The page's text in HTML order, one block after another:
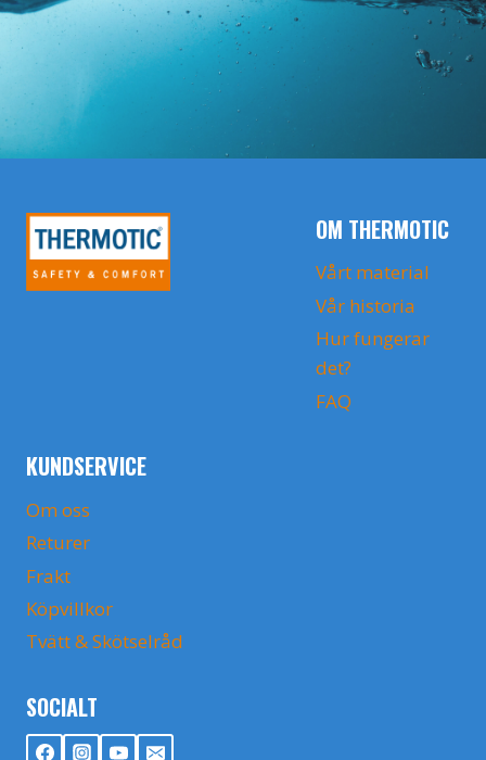
OM THERMOTIC
Vårt material
Vår historia
Hur fungerar
det?
FAQ
KUNDSERVICE
Om oss
Returer
Frakt
Köpvillkor
Tvätt & Skötselråd
SOCIALT